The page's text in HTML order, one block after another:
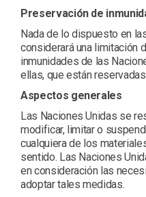
Preservación de
Nada de lo dispuesto en
considerará una limitación
inmunidades de las
ellas, que están
Aspectos generales
Las Naciones Unidas se
modificar, limitar o
cualquiera de los
sentido. Las Naciones
en consideración las
adoptar tales medidas.